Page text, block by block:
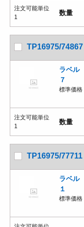
注文可能単位
1
数量
TP16975/74867
ラベル
７
標準価格
注文可能単位
1
数量
TP16975/77711
ラベル
１
標準価格